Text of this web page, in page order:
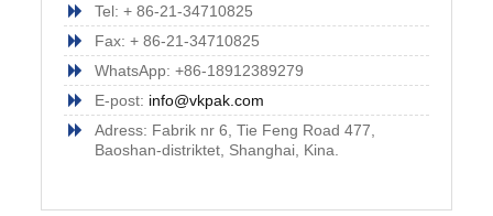
Tel: + 86-21-34710825
Fax: + 86-21-34710825
WhatsApp: +86-18912389279
E-post: info@vkpak.com
Adress: Fabrik nr 6, Tie Feng Road 477,
Baoshan-distriktet, Shanghai, Kina.